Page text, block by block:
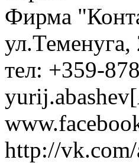
Фирма
тел: +359-
http://